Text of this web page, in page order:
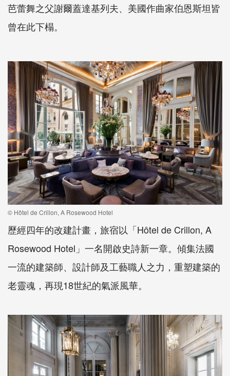
芭蕾舞之父謝爾蓋達基列夫、美國作曲家伯恩斯坦皆
曾在此下榻。
© Hôtel de Crillon, A Rosewood Hotel
歷經四年的改建計畫，旅宿以「Hôtel de Crillon, A
Rosewood Hotel」一名開啟史詩新一章。傾集法國
一流的建築師、設計師及工藝職人之力，重塑建築的
老靈魂，再現18世紀的氣派風華。